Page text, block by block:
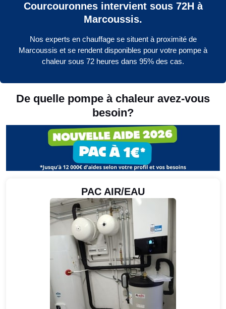
De quelle pompe à chaleur avez-vous
besoin?
PAC AIR/EAU
Courcouronnes intervient sous 72H à
Marcoussis.
Nos experts en chauffage se situent à proximité de
Marcoussis et se rendent disponibles pour votre pompe à
chaleur sous 72 heures dans 95% des cas.